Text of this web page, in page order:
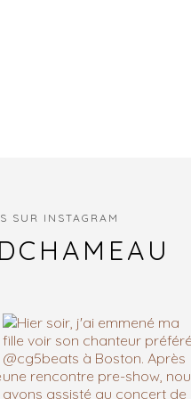
SUR INSTAGRAM